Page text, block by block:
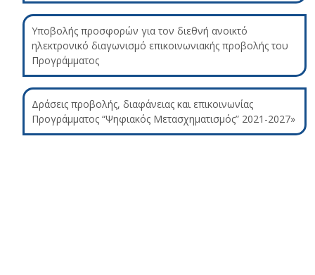
Υποβολής προσφορών για τον διεθνή ανοικτό
ηλεκτρονικό διαγωνισμό επικοινωνιακής προβολής του
Προγράμματος
Δράσεις προβολής, διαφάνειας και επικοινωνίας
Προγράμματος “Ψηφιακός Μετασχηματισμός” 2021-2027»